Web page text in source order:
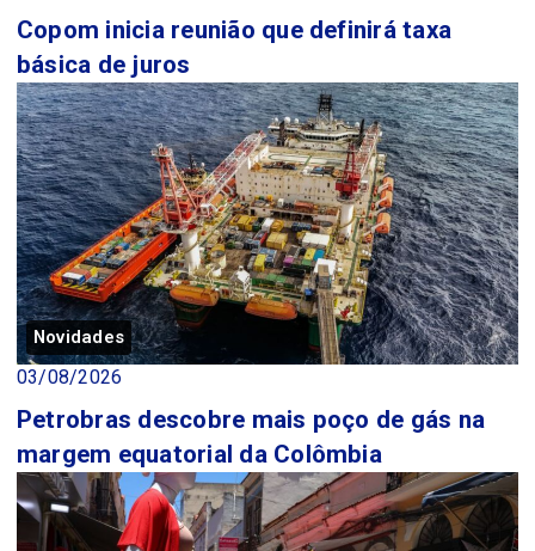
Copom inicia reunião que definirá taxa
básica de juros
Novidades
03/08/2026
Petrobras descobre mais poço de gás na
margem equatorial da Colômbia